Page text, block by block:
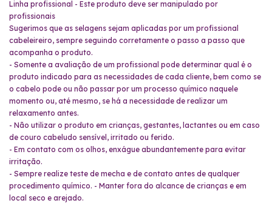
Linha profissional - Este produto deve ser manipulado por
profissionais
Sugerimos que as selagens sejam aplicadas por um profissional
cabeleireiro, sempre seguindo corretamente o passo a passo que
acompanha o produto.
- Somente a avaliação de um profissional pode determinar qual é o
produto indicado para as necessidades de cada cliente, bem como se
o cabelo pode ou não passar por um processo químico naquele
momento ou, até mesmo, se há a necessidade de realizar um
relaxamento antes.
- Não utilizar o produto em crianças, gestantes, lactantes ou em caso
de couro cabeludo sensível, irritado ou ferido.
- Em contato com os olhos, enxágue abundantemente para evitar
irritação.
- Sempre realize teste de mecha e de contato antes de qualquer
procedimento químico. - Manter fora do alcance de crianças e em
local seco e arejado.